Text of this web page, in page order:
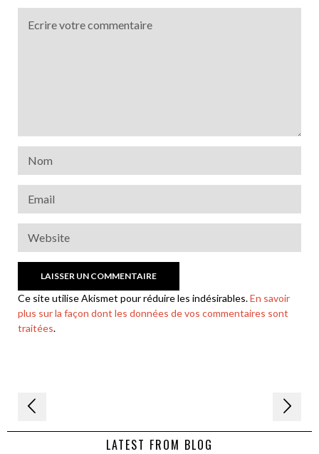
Ce site utilise Akismet pour réduire les indésirables.En savoir
plus sur la façon dont les données de vos commentaires sont
traitées.
Navigation
de LATEST FROM BLOG